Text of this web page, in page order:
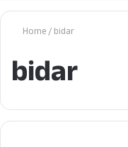
Home/bidar
bidar